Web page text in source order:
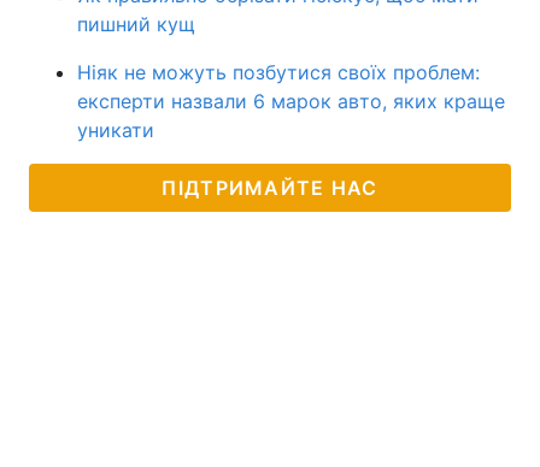
пишний кущ
Ніяк не можуть позбутися своїх проблем:
експерти назвали 6 марок авто, яких краще
уникати
ПІДТРИМАЙТЕ НАС